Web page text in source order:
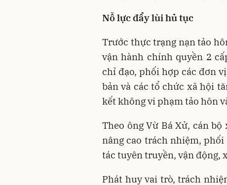
Nỗlực đẩy lùi hủ tục
Trước thực trạng nạn tảo
vận hành chính quyền 2
chỉ đạo, phối hợp các đơn
bản và các tổ chức xã hội
kết không vi phạm tảo hôn
Theo ông Vừ Bá Xử, cán
nâng cao trách nhiệm,
tác tuyên truyền, vận động,
Phát huy vai trò, trách